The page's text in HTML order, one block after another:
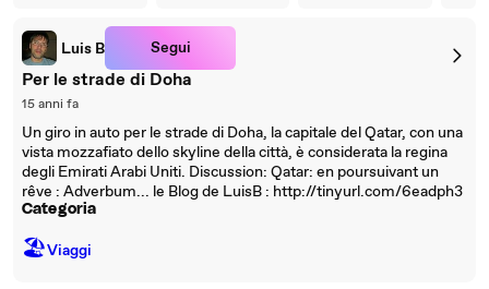
Luis B Segui
Per le strade di Doha
15 anni fa
Un giro in auto per le strade di Doha, la capitale del Qatar, con una
vista mozzafiato dello skyline della città, è considerata la regina
degli Emirati Arabi Uniti. Discussion: Qatar: en poursuivant un
rêve : Adverbum... le Blog de LuisB : http://tinyurl.com/6eadph3
Categoria
🏖Viaggi